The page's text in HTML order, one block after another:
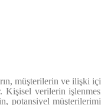
müşterilerin ve ilişki
Kişisel verilerin
potansiyel